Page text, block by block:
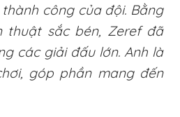
công của đội. Bằng
thuật sắc bén, Zeref đã
các giải đấu lớn. Anh là
góp phần mang đến